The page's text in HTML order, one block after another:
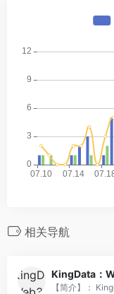
相关导航
KingData：
【简介】：